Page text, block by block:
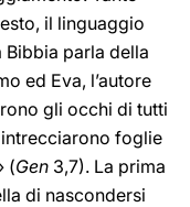
il linguaggio
Bibbia parla della
ed Eva, l’autore
gli occhi di tutti
foglie
(Gen 3,7). La prima
di nascondersi